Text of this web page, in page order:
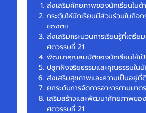
ส่งเสริมศักยภาพของนักเรียนใน
กระตุ้นให้นักเรียนมีส่วนร่วมในกิจ
ของตน
ส่งเสริมกระบวนการเรียนรู้ที่เตรี
ศตวรรษที่ 21
พัฒนาคุณสมบัติของนักเรียนให้เ
ปลูกฝังจริยธรรมและคุณธรรมในนั
ส่งเสริมสุขภาพและความเป็นอยู่ที่
ยกระดับการจัดการอาหารตามมา
เสริมสร้างและพัฒนาศักยภาพขอ
ศตวรรษที่ 21